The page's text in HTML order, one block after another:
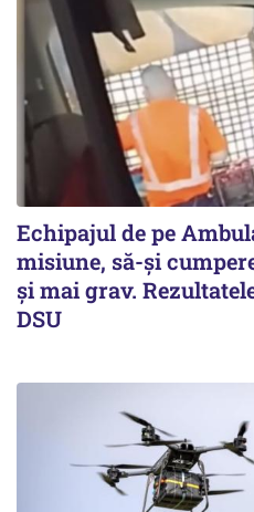
Echipajul de pe
misiune, să-și
și mai grav.
DSU